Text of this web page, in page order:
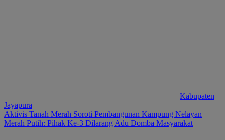
Kabupaten
Jayapura
Aktivis Tanah Merah Soroti Pembangunan Kampung Nelayan
Merah Putih: Pihak Ke-3 Dilarang Adu Domba Masyarakat